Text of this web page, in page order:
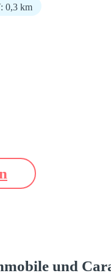
0,3 km
und